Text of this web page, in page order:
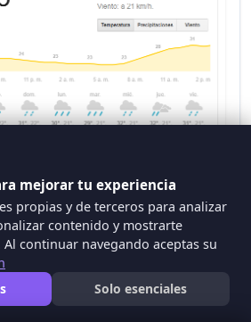
otros idiomas, puede
y especificar el
desea que el buscador
mejorar tu experiencia
propias y de terceros para analizar
contenido y mostrarte
continuar navegando aceptas su
Solo esenciales